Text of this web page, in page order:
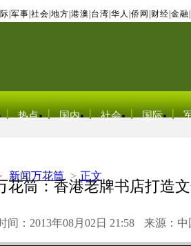
军事 社会 地方 港澳 台湾 华人 侨网 财经 金融
热点 国内 社会 国际
新闻万花筒 > 正文
花筒：香港老牌书店打造
间：2013年08月02日 21:58 来源：中